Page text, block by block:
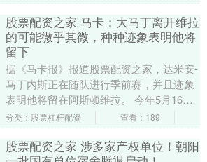
股票配资之家 马卡：大马丁离开维拉
的可能微乎其微，种种迹象表明他将
留下
据《马卡报》报道股票配资之家，达米安-
马丁内斯正在随队进行季前赛，并且迹象
表明他将留在阿斯顿维拉。 今年5月16
日，在维拉公园球场结束了那个赛季和英
分类：股票杠杆配资 查看：189
股票配资之家 涉多家产权单位！朝阳